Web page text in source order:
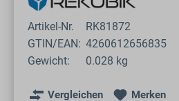
Artikel-Nr.
RK81872
GTIN/EAN: 4260612656835
Gewicht:
0.028 kg
Vergleichen Merken